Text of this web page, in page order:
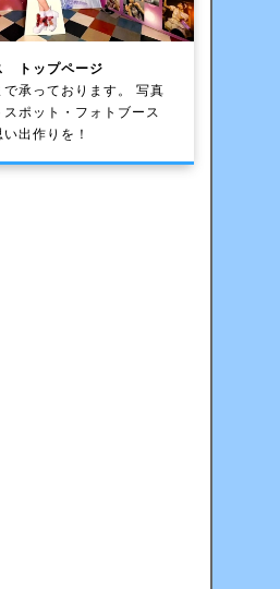
トップページ
承っております。 写真
ポット・フォトブース
出作りを！